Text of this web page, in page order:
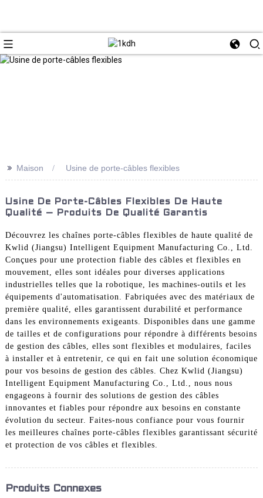
>> Maison Usine de porte-câbles flexibles
Usine De Porte-Câbles Flexibles De Haute
Qualité – Produits De Qualité Garantis
Découvrez les chaînes porte-câbles flexibles de haute qualité de
Kwlid (Jiangsu) Intelligent Equipment Manufacturing Co., Ltd.
Conçues pour une protection fiable des câbles et flexibles en
mouvement, elles sont idéales pour diverses applications
industrielles telles que la robotique, les machines-outils et les
équipements d'automatisation. Fabriquées avec des matériaux de
première qualité, elles garantissent durabilité et performance
dans les environnements exigeants. Disponibles dans une gamme
de tailles et de configurations pour répondre à différents besoins
de gestion des câbles, elles sont flexibles et modulaires, faciles
à installer et à entretenir, ce qui en fait une solution économique
pour vos besoins de gestion des câbles. Chez Kwlid (Jiangsu)
Intelligent Equipment Manufacturing Co., Ltd., nous nous
engageons à fournir des solutions de gestion des câbles
innovantes et fiables pour répondre aux besoins en constante
évolution du secteur. Faites-nous confiance pour vous fournir
les meilleures chaînes porte-câbles flexibles garantissant sécurité
et protection de vos câbles et flexibles.
Produits Connexes